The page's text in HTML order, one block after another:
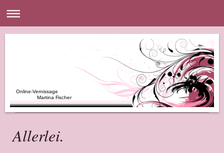
Online-Vernissage
Martina Fischer
Allerlei.